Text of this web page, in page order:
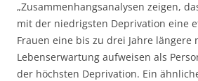
„Zusammenhangsanalysen zeigen,
mit der niedrigsten Deprivation eine
Frauen eine bis zu drei Jahre längere
Lebenserwartung aufweisen als
der höchsten Deprivation. Ein